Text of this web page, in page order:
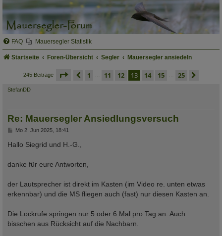
FAQ Mauersegler Statistik
Startseite Foren-Übersicht Segler Mauersegler ansiedeln
245 Beiträge seite 13 von 25
vorherige
1 11 12 13 14 15 25
StefanDD
Re: Mauersegler Ansiedlungsversuch
B
i
t
g
Mo 2. Jun 2025, 18:41
Hallo Siegrid und H.-G.,
danke für eure Antworten,
der Lautsprecher ist direkt im Kasten (im Video re. unten etwas
erkennbar) und die MS fliegen auch (fast) nur diesen Kasten an.
Die Lockrufe springen nur 5 oder 6 Mal pro Tag an. Auch
bisschen aus Rücksicht auf die Nachbarn.